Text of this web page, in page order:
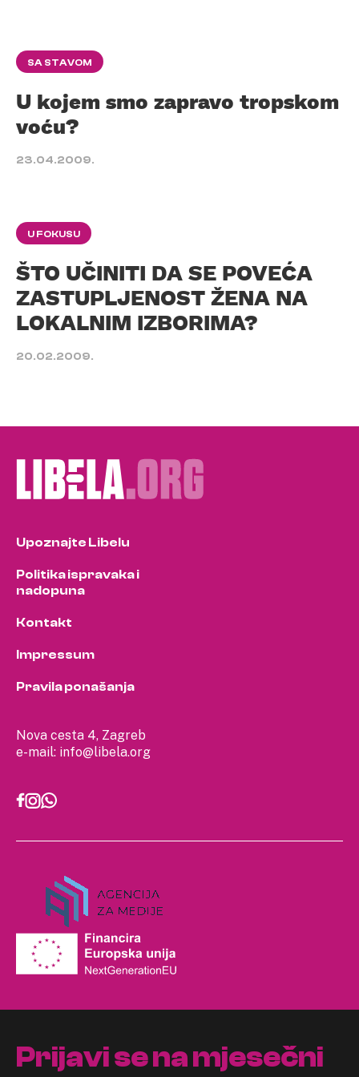
SA STAVOM
U kojem smo zapravo tropskom
voću?
23.04.2009.
U FOKUSU
ŠTO UČINITI DA SE POVEĆA
ZASTUPLJENOST ŽENA NA
LOKALNIM IZBORIMA?
20.02.2009.
Nova cesta 4, Zagreb
e-mail: info@libela.org
Upoznajte Libelu
Politika ispravaka i
nadopuna
Kontakt
Impressum
Pravila ponašanja
Prijavi se na mjesečni